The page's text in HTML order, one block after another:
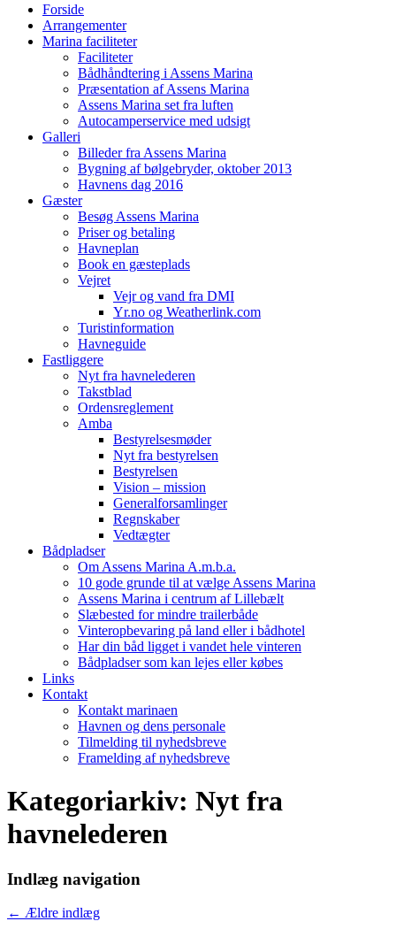
Forside
Arrangementer
Marina faciliteter
Faciliteter
Bådhåndtering i Assens Marina
Præsentation af Assens Marina
Assens Marina set fra luften
Autocamperservice med udsigt
Galleri
Billeder fra Assens Marina
Bygning af bølgebryder, oktober 2013
Havnens dag 2016
Gæster
Besøg Assens Marina
Priser og betaling
Havneplan
Book en gæsteplads
Vejret
Vejr og vand fra DMI
Yr.no og Weatherlink.com
Turistinformation
Havneguide
Fastliggere
Nyt fra havnelederen
Takstblad
Ordensreglement
Amba
Bestyrelsesmøder
Nyt fra bestyrelsen
Bestyrelsen
Vision – mission
Generalforsamlinger
Regnskaber
Vedtægter
Bådpladser
Om Assens Marina A.m.b.a.
10 gode grunde til at vælge Assens Marina
Assens Marina i centrum af Lillebælt
Slæbested for mindre trailerbåde
Vinteropbevaring på land eller i bådhotel
Har din båd ligget i vandet hele vinteren
Bådpladser som kan lejes eller købes
Links
Kontakt
Kontakt marinaen
Havnen og dens personale
Tilmelding til nyhedsbreve
Framelding af nyhedsbreve
Kategoriarkiv: Nyt fra
havnelederen
Indlæg navigation
← Ældre indlæg